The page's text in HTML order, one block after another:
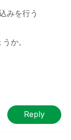
みを行う
か。
Reply